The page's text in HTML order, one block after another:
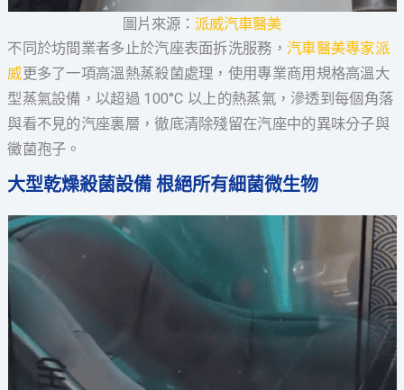
圖片來源： 派威汽車醫美
不同於坊間業者多止於汽座表面拆洗服務， 汽車醫美專家派
威更多了一項高溫熱蒸殺菌處理，使用專業商用規格高溫大
型蒸氣設備，以超過 100°C 以上的熱蒸氣，滲透到每個角落
與看不見的汽座裏層，徹底清除殘留在汽座中的異味分子與
黴菌孢子。
大型乾燥殺菌設備 根絕所有細菌微生物